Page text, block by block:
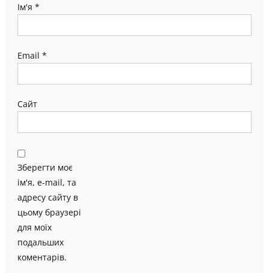
Ім'я *
Email *
Сайт
Зберегти моє
ім'я, e-mail, та
адресу сайту в
цьому браузері
для моїх
подальших
коментарів.